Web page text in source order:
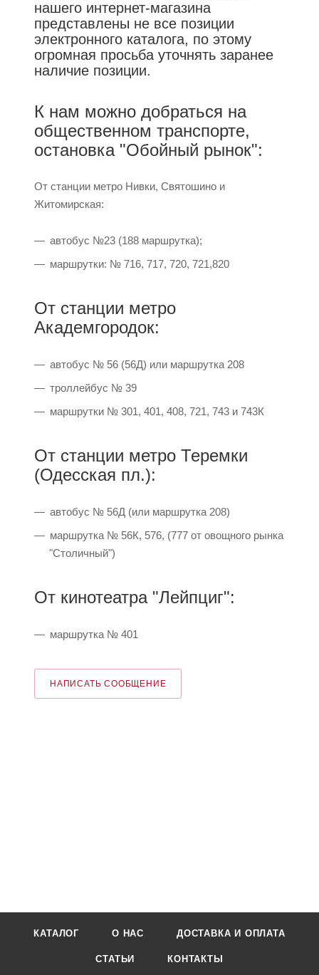
нашего интернет-магазина
представлены не все позиции
электронного каталога, по этому
огромная просьба уточнять заранее
наличие позиции.
К нам можно добраться на
общественном транспорте,
остановка "Обойный рынок":
От станции метро Нивки, Святошино и
Житомирская:
автобус №23 (188 маршрутка);
маршрутки: № 716, 717, 720, 721,820
От станции метро
Академгородок:
автобус № 56 (56Д) или маршрутка 208
троллейбус № 39
маршрутки № 301, 401, 408, 721, 743 и 743К
От станции метро Теремки
(Одесская пл.):
автобус № 56Д (или маршрутка 208)
маршрутка № 56К, 576, (777 от овощного рынка
"Столичный")
От кинотеатра "Лейпциг":
маршрутка № 401
НАПИСАТЬ СООБЩЕНИЕ
КАТАЛОГ О НАС ДОСТАВКА И ОПЛАТА
СТАТЬИ КОНТАКТЫ